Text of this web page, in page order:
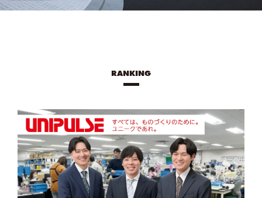
RANKING